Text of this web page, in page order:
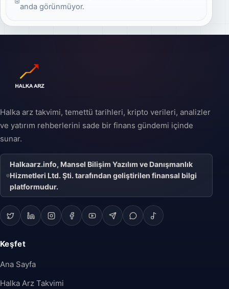
anda görünmüyor.
Halka arz takvimi, temettü tarihleri, kripto verileri, analizler
ve yatırım rehberlerini sade bir finans gündemi içinde
sunar.
Halkaarz.info, Mansel Bilişim Yazılım ve Danışmanlık
Hizmetleri Ltd. Şti. tarafından geliştirilen finansal bilgi
platformudur.
Keşfet
Ana Sayfa
Halka Arz Takvimi